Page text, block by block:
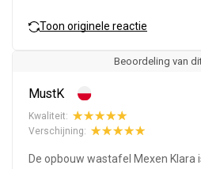
Toon originele reactie
Beoordeling van
MustK
Kwaliteit:
Verschijning:
De opbouw wastafel Mexen Klara